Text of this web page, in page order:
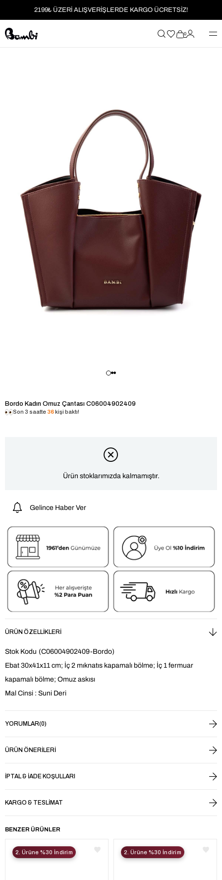
2199₺ ÜZERİ ALIŞVERİŞLERDE KARGO ÜCRETSİZ!
MOBİL UYGULAMAYA ÖZEL İLK ALIŞVERİŞİNİZE %5 İNDİRİM
0
Bordo Kadın Omuz Çantası C06004902409
Son 3 saatte 36kişi baktı!
Ürün stoklarımızda kalmamıştır.
Gelince Haber Ver
ÜRÜN ÖZELLIKLERI
Stok Kodu (C06004902409-Bordo)
Ebat 30x41x11 cm; İç 2 mıknatıs kapamalı bölme; İç 1 fermuar
kapamalı bölme; Omuz askısı
Mal Cinsi : Suni Deri
YORUMLAR(0)
ÜRÜN ÖNERILERI
İPTAL & İADE KOŞULLARI
KARGO & TESLIMAT
BENZER ÜRÜNLER
2. Ürüne %30 İndirim 2. Ürüne %30 İndirim